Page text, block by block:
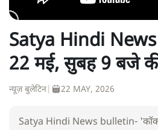
Satya Hindi
22 मई, सुबह 9 बजे
न्यूज़ बुलेटिन 22 MAY, 2026
Satya Hindi News bulletin-